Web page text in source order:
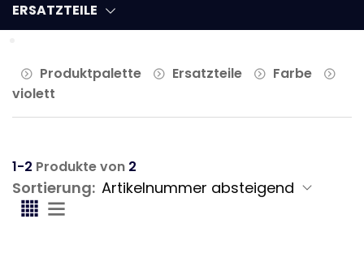
ERSATZTEILE
Produktpalette
Ersatzteile
Farbe
violett
1-2 Produkte von 2
Sortierung: